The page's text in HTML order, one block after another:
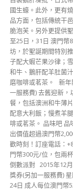
國生蠔。此外，更有
品方面，包括傳統干
脆泡芙。另外更提供
至25日，31日 澳門幣
坊，於聖誕期間特別
子配大蝦芒果沙律；
和牛、鵝肝配羊肚菌
磨咖啡或茗茶。 新
一服務費) 去舊迎新
餐，包括澳洲和牛薄
配意大利飯；慢煮羊
啡或茗茶。 品味吧
出價值超過澳門幣
歡時刻！訂座電話：
門幣300元/位，包兩
倒數派對 2015年12
獎券(另加一服務費)
24日 成人每位澳門幣